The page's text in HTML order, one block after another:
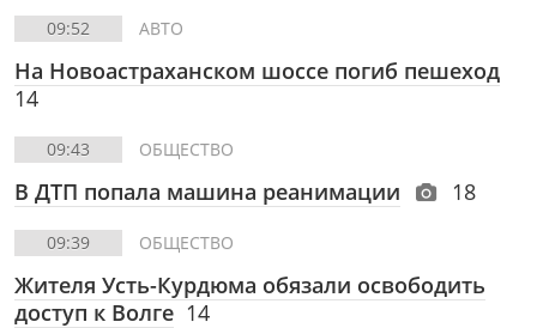
09:52 АВТО
На Новоастраханском шоссе погиб пешеход
14
09:43 ОБЩЕСТВО
В ДТП попала машина реанимации 18
09:39 ОБЩЕСТВО
Жителя Усть-Курдюма обязали освободить
доступ к Волге 14